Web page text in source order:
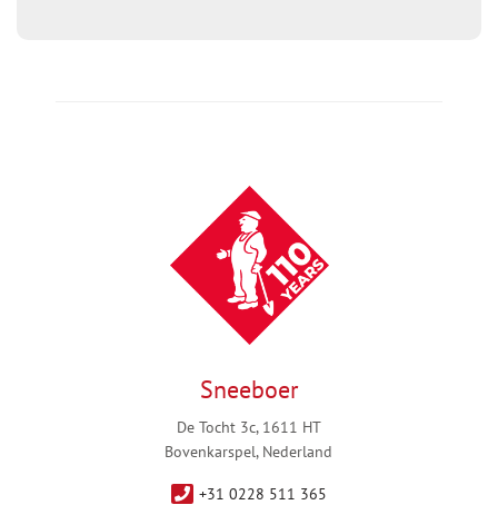
Sneeboer
De Tocht 3c, 1611 HT
Bovenkarspel, Nederland
+31 0228 511 365